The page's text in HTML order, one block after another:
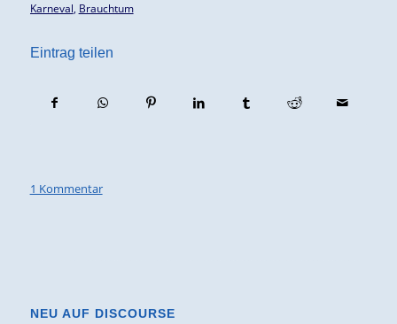
Karneval Brauchtum
Eintrag teilen
1 Kommentar
NEU AUF DISCOURSE